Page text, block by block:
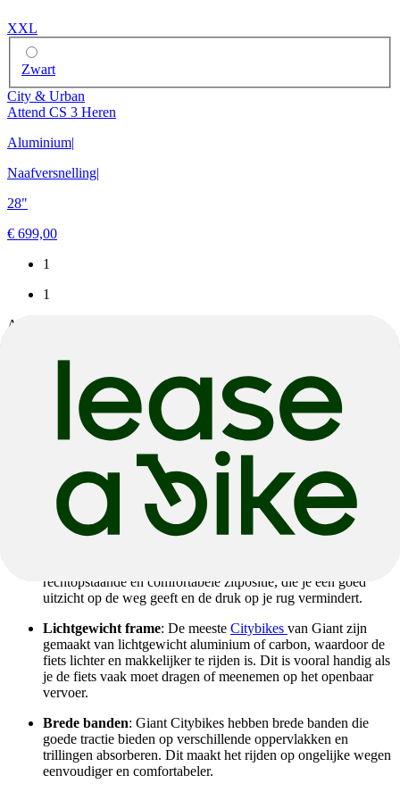
XXL
Zwart
City & Urban
Attend CS 3 Heren
Aluminium|
Naafversnelling|
28"
€ 699,00
1
1
Artikel
wordt weergegeven
Giant Citybikes bij BikeExchange
In dit artikel zullen we de eigenschappen en kenmerken van de
Citybikes beschrijven en tips geven om u te helpen bij de
keuze van het juiste model.
Eigenschappen en kenmerken:
Comfortabele zitpositie: Een belangrijke factor bij
rechtopstaande en comfortabele zitpositie, die je een goed
uitzicht op de weg geeft en de druk op je rug vermindert.
Lichtgewicht frame: De meeste Citybikes van Giant zijn
gemaakt van lichtgewicht aluminium of carbon, waardoor de
fiets lichter en makkelijker te rijden is. Dit is vooral handig als
je de fiets vaak moet dragen of meenemen op het openbaar
vervoer.
Brede banden: Giant Citybikes hebben brede banden die
goede tractie bieden op verschillende oppervlakken en
trillingen absorberen. Dit maakt het rijden op ongelijke wegen
eenvoudiger en comfortabeler.